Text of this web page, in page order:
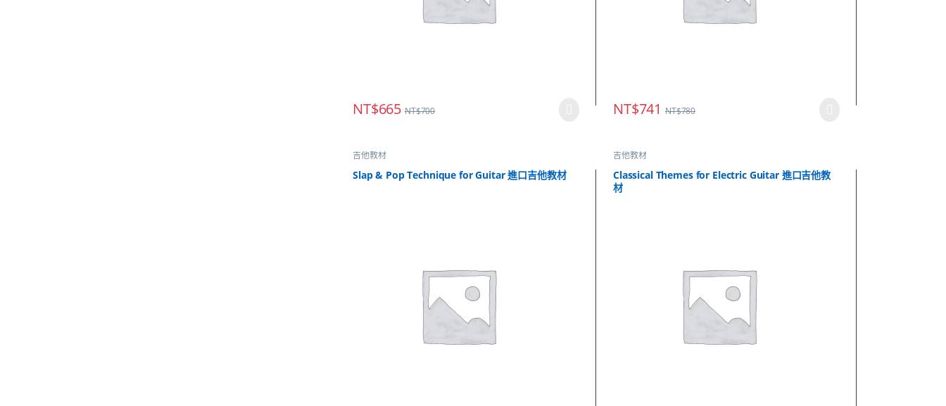
NT$665 NT$700 NT$741 NT$780
吉他教材
Slap & Pop Technique for Guitar 進口吉他教材
吉他教材
Classical Themes for Electric Guitar 進口吉他教
材